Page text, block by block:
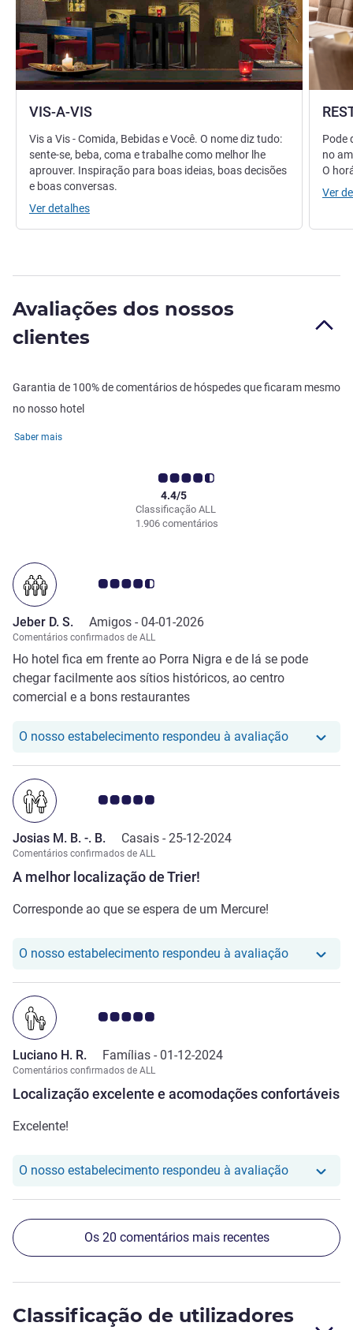
VIS-A-VIS
Vis a Vis - Comida, Bebidas e Você. O nome diz tudo:
sente-se, beba, coma e trabalhe como melhor lhe
aprouver. Inspiração para boas ideias, boas decisões
e boas conversas.
Ver detalhes
Pode
no
O
Ver
Avaliações dos nossos
clientes
Garantia de 100% de comentários de hóspedes que ficaram mesmo
no nosso hotel
Saber mais
Classificação ALL
4.4/5
1.906 comentários
Nota clientes Avis 4.5/5
Jeber D. S. Amigos - 04-01-2026
Comentários confirmados de ALL
Ho hotel fica em frente ao Porra Nigra e de lá se pode
chegar facilmente aos sítios históricos, ao centro
comercial e a bons restaurantes
O nosso estabelecimento respondeu à avaliaçãoO nosso
A melhor localização de Trier!
Nota clientes Avis 5.0/5
Josias M. B. -. B. Casais - 25-12-2024
Comentários confirmados de ALL
Corresponde ao que se espera de um Mercure!
O nosso estabelecimento respondeu à avaliaçãoO nosso
Localização excelente e acomodações confortáveis
Nota clientes Avis 5.0/5
Luciano H. R. Famílias - 01-12-2024
Comentários confirmados de ALL
Excelente!
O nosso estabelecimento respondeu à avaliaçãoO nosso
Os 20 comentários mais recentes
Classificação de utilizadores